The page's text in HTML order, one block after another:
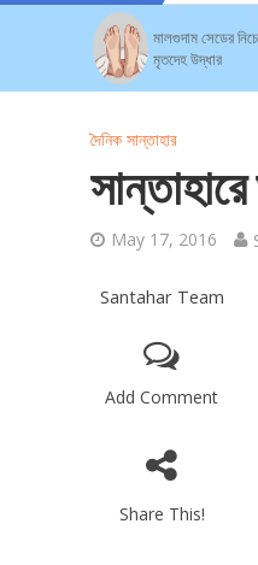
মালগুদাম সেডের
মৃতদেহ উদ্ধার
দৈনিক সান্তাহার
May 17, 2016
Santahar Team
Add Comment
Share This!